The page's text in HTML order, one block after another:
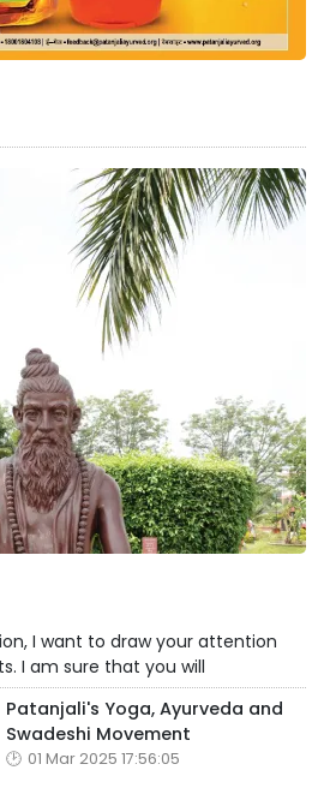
I want to draw your attention
I am sure that you will
Patanjali's Yoga, Ayurveda and
Swadeshi Movement
01 Mar 2025 17:56:05